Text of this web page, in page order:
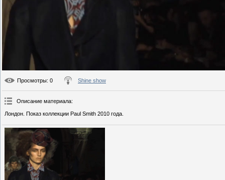
Просмотры: 0 Shine show
Описание материала:
Лондон. Показ коллекции Paul Smith 2010 года.